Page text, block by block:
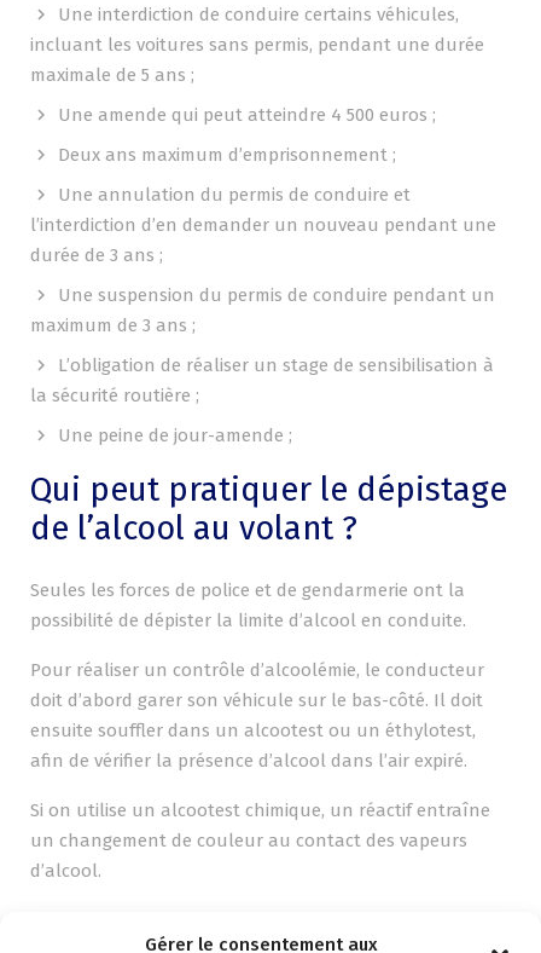
Gérer le consentement aux
Une interdiction de conduire certains véhicules,
incluant les voitures sans permis, pendant une durée
maximale de 5 ans ;
Une amende qui peut atteindre 4 500 euros ;
Deux ans maximum d’emprisonnement ;
Une annulation du permis de conduire et
l’interdiction d’en demander un nouveau pendant une
durée de 3 ans ;
Une suspension du permis de conduire pendant un
maximum de 3 ans ;
L’obligation de réaliser un stage de sensibilisation à
la sécurité routière ;
Une peine de jour-amende ;
Qui peut pratiquer le dépistage
de l’alcool au volant ?
Seules les forces de police et de gendarmerie ont la
possibilité de dépister la limite d’alcool en conduite.
Pour réaliser un contrôle d’alcoolémie, le conducteur
doit d’abord garer son véhicule sur le bas-côté. Il doit
ensuite souffler dans un alcootest ou un éthylotest,
afin de vérifier la présence d’alcool dans l’air expiré.
Si on utilise un alcootest chimique, un réactif entraîne
un changement de couleur au contact des vapeurs
d’alcool.